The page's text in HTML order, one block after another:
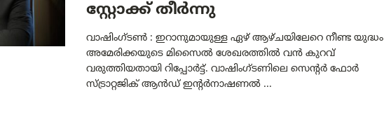
സ്റ്റോക്ക് തീർന്നു
വാഷിംഗ്ടൺ : ഇറാനുമായുള്ള ഏഴ് ആഴ്ചയിലേറെ നീണ്ട യുദ്ധം
അമേരിക്കയുടെ മിസൈൽ ശേഖരത്തിൽ വൻ കുറവ്
വരുത്തിയതായി റിപ്പോർട്ട്. വാഷിംഗ്ടണിലെ സെന്റർ ഫോർ
സ്ട്രാറ്റജിക് ആൻഡ് ഇന്റർനാഷണൽ ...